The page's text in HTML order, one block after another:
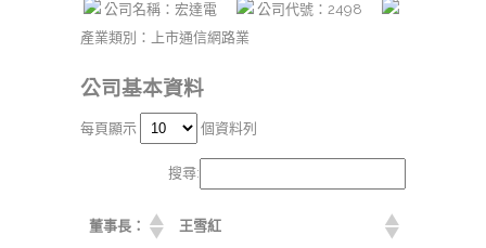
公司名稱：宏達電
公司代號：2498
產業類別：上市通信網路業
公司基本資料
每頁顯示 個資料列
搜尋:
董事長： 王雪紅